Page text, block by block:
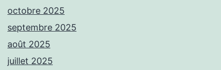
octobre 2025
septembre 2025
août 2025
juillet 2025